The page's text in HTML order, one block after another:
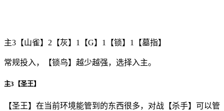
主3【山雀】2【灰】1【G】1【锁】1【墓指】
常规投入，【锁鸟】越少越强，选择入主。
主3【圣王】
【圣王】在当前环境能管到的东西很多，对战【杀手】可以管